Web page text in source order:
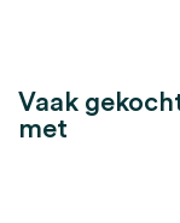
Vaak
met